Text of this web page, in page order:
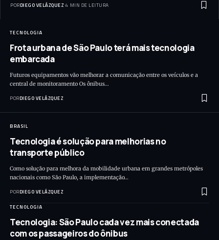
PORDIEGO VELÁZQUEZ 4 MIN DE LEITURA
TECNOLOGIA
Frota urbana de São Paulo terá mais tecnologia
embarcada
Futuros equipamentos vão melhorar a comunicação entre os veículos e a
central de monitoramento Os ônibus…
PORDIEGO VELÁZQUEZ
BRASIL
Tecnologia é solução para melhorias no
transporte público
Como solução para melhora da mobilidade urbana em grandes metrópoles
nacionais como São Paulo, a implementação…
PORDIEGO VELÁZQUEZ
TECNOLOGIA
Tecnologia: São Paulo cada vez mais conectada
com os passageiros do ônibus